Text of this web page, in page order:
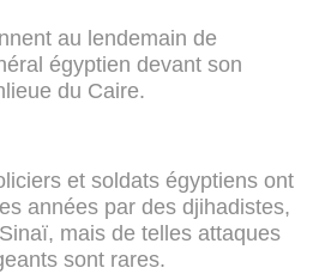
au lendemain de
égyptien devant son
du Caire.
et soldats égyptiens ont
années par des djihadistes,
mais de telles attaques
sont rares.